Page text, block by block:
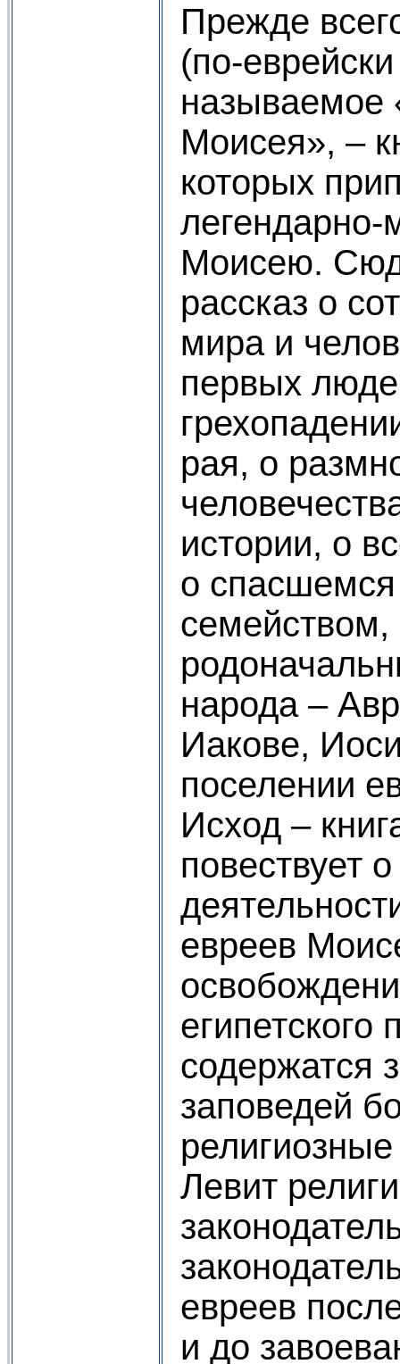
Прежде
(по-
называемое
Моисея», –
которых
Моисею.
рассказ о
мира и
первых
рая, о
истории, о
о
семейством,
народа –
Иакове,
поселении
Исход –
повествует
евреев
египетского
содержатся
заповедей
Левит
евреев
и до